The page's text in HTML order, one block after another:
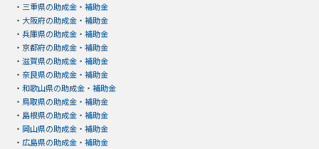
・ 三重県の助成金・補助金
・ 大阪府の助成金・補助金
・ 兵庫県の助成金・補助金
・ 京都府の助成金・補助金
・ 滋賀県の助成金・補助金
・ 奈良県の助成金・補助金
・ 和歌山県の助成金・補助金
・ 鳥取県の助成金・補助金
・ 島根県の助成金・補助金
・ 岡山県の助成金・補助金
・ 広島県の助成金・補助金